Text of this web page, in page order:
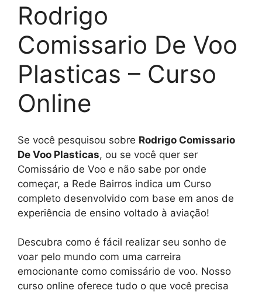
Rodrigo
Comissario De Voo
Plasticas – Curso
Online
Se você pesquisou sobre Rodrigo Comissario
De Voo Plasticas, ou se você quer ser
Comissário de Voo e não sabe por onde
começar, a Rede Bairros indica um Curso
completo desenvolvido com base em anos de
experiência de ensino voltado à aviação!
Descubra como é fácil realizar seu sonho de
voar pelo mundo com uma carreira
emocionante como comissário de voo. Nosso
curso online oferece tudo o que você precisa